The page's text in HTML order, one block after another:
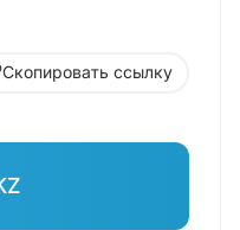
Скопировать ссылку